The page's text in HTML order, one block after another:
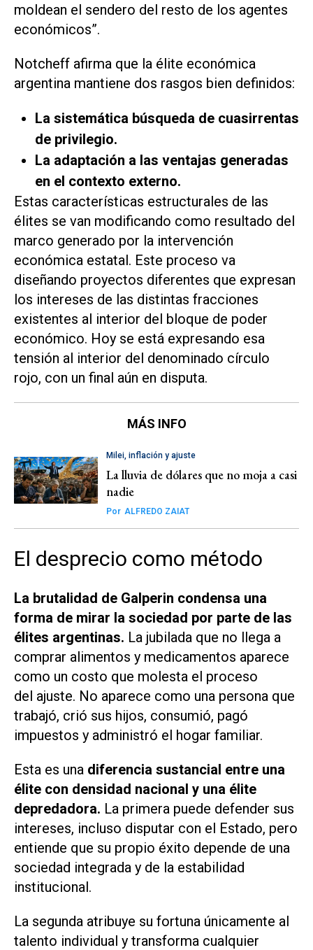
moldean el sendero del resto de los agentes
económicos”.
Notcheff afirma que la élite económica
argentina mantiene dos rasgos bien definidos:
La sistemática búsqueda de cuasirrentas
de privilegio.
La adaptación a las ventajas generadas
en el contexto externo.
Estas características estructurales de las
élites se van modificando como resultado del
marco generado por la intervención
económica estatal. Este proceso va
diseñando proyectos diferentes que expresan
los intereses de las distintas fracciones
existentes al interior del bloque de poder
económico. Hoy se está expresando esa
tensión al interior del denominado círculo
rojo, con un final aún en disputa.
MÁS INFO
Milei, inflación y ajuste
La lluvia de dólares que no moja a casi
nadie
Por ALFREDO ZAIAT
El desprecio como método
La brutalidad de Galperin condensa una
forma de mirar la sociedad por parte de las
élites argentinas. La jubilada que no llega a
comprar alimentos y medicamentos aparece
como un costo que molesta el proceso
del ajuste. No aparece como una persona que
trabajó, crió sus hijos, consumió, pagó
impuestos y administró el hogar familiar.
Esta es una diferencia sustancial entre una
élite con densidad nacional y una élite
depredadora. La primera puede defender sus
intereses, incluso disputar con el Estado, pero
entiende que su propio éxito depende de una
sociedad integrada y de la estabilidad
institucional.
La segunda atribuye su fortuna únicamente al
talento individual y transforma cualquier